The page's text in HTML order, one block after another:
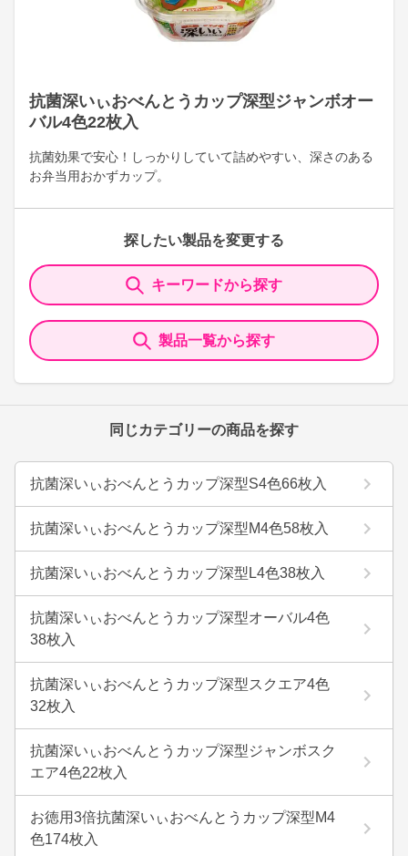
抗菌深いぃおべんとうカップ深型ジャンボオー
バル4色22枚入
抗菌効果で安心！しっかりしていて詰めやすい、深さのある
お弁当用おかずカップ。
探したい製品を変更する
キーワードから探す
製品一覧から探す
同じカテゴリーの商品を探す
抗菌深いぃおべんとうカップ深型S4色66枚入
抗菌深いぃおべんとうカップ深型M4色58枚入
抗菌深いぃおべんとうカップ深型L4色38枚入
抗菌深いぃおべんとうカップ深型オーバル4色
38枚入
抗菌深いぃおべんとうカップ深型スクエア4色
32枚入
抗菌深いぃおべんとうカップ深型ジャンボスク
エア4色22枚入
お徳用3倍抗菌深いぃおべんとうカップ深型M4
色174枚入